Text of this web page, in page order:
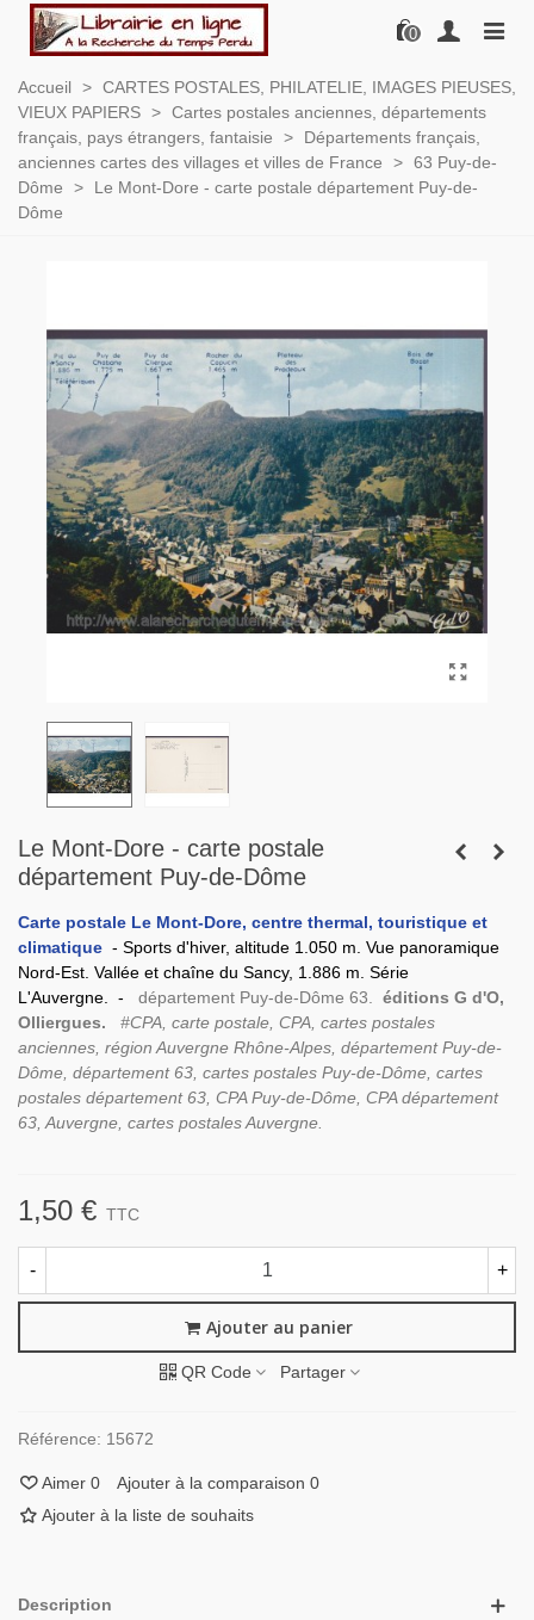
0
Accueil > CARTES POSTALES, PHILATELIE, IMAGES PIEUSES,
VIEUX PAPIERS > Cartes postales anciennes, départements
français, pays étrangers, fantaisie
>
Départements français,
anciennes cartes des villages et villes de France
> 63 Puy-de-
Dôme
>
Le Mont-Dore - carte postale département Puy-de-
Dôme
Le Mont-Dore - carte postale
département Puy-de-Dôme
Carte postale Le Mont-Dore, centre thermal, touristique et
climatique - Sports d'hiver, altitude 1.050 m. Vue panoramique
Nord-Est. Vallée et chaîne du Sancy, 1.886 m. Série
L'Auvergne. - département Puy-de-Dôme 63. éditions G d'O,
Olliergues.
#CPA, carte postale, CPA, cartes postales
anciennes, région Auvergne Rhône-Alpes, département Puy-de-
Dôme, département 63, cartes postales Puy-de-Dôme, cartes
postales département 63, CPA Puy-de-Dôme, CPA département
63, Auvergne, cartes postales Auvergne.
1,50 € TTC
- +
Ajouter au panier
QR Code Partager
Référence: 15672
Aimer 0 Ajouter à la comparaison 0
Ajouter à la liste de souhaits
Description